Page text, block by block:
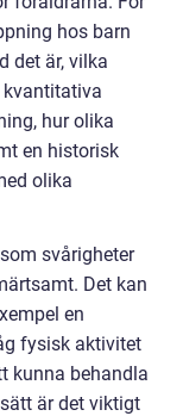
hos barn
det är, vilka
hur olika
en historisk
olika
svårigheter
Det kan
en
fysisk aktivitet
kunna behandla
är det viktigt